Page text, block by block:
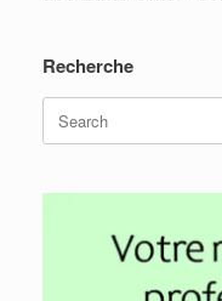
Recherche
for: